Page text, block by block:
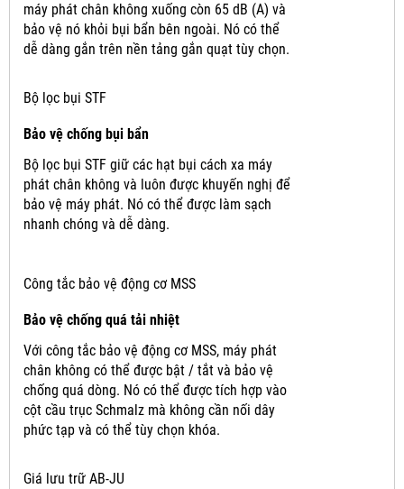
máy phát chân không xuống còn 65 dB (A) và
bảo vệ nó khỏi bụi bẩn bên ngoài. Nó có thể
dễ dàng gắn trên nền tảng gắn quạt tùy chọn.
Bộ lọc bụi STF
Bảo vệ chống bụi bẩn
Bộ lọc bụi STF giữ các hạt bụi cách xa máy
phát chân không và luôn được khuyến nghị để
bảo vệ máy phát. Nó có thể được làm sạch
nhanh chóng và dễ dàng.
Công tắc bảo vệ động cơ MSS
Bảo vệ chống quá tải nhiệt
Với công tắc bảo vệ động cơ MSS, máy phát
chân không có thể được bật / tắt và bảo vệ
chống quá dòng. Nó có thể được tích hợp vào
cột cầu trục Schmalz mà không cần nối dây
phức tạp và có thể tùy chọn khóa.
Giá lưu trữ AB-JU